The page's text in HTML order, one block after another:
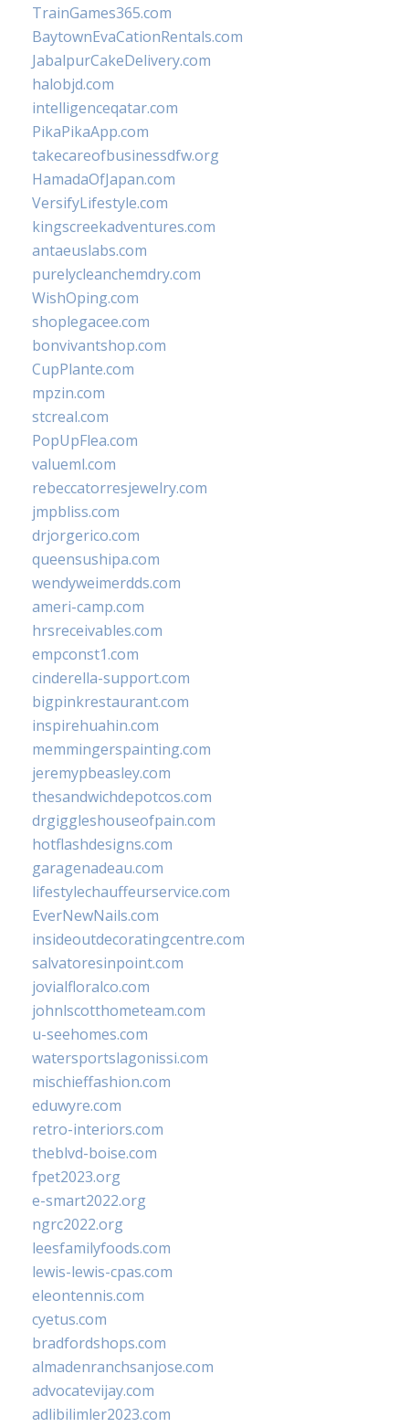
TrainGames365.com
BaytownEvaCationRentals.com
JabalpurCakeDelivery.com
halobjd.com
intelligenceqatar.com
PikaPikaApp.com
takecareofbusinessdfw.org
HamadaOfJapan.com
VersifyLifestyle.com
kingscreekadventures.com
antaeuslabs.com
purelycleanchemdry.com
WishOping.com
shoplegacee.com
bonvivantshop.com
CupPlante.com
mpzin.com
stcreal.com
PopUpFlea.com
valueml.com
rebeccatorresjewelry.com
jmpbliss.com
drjorgerico.com
queensushipa.com
wendyweimerdds.com
ameri-camp.com
hrsreceivables.com
empconst1.com
cinderella-support.com
bigpinkrestaurant.com
inspirehuahin.com
memmingerspainting.com
jeremypbeasley.com
thesandwichdepotcos.com
drgiggleshouseofpain.com
hotflashdesigns.com
garagenadeau.com
lifestylechauffeurservice.com
EverNewNails.com
insideoutdecoratingcentre.com
salvatoresinpoint.com
jovialfloralco.com
johnlscotthometeam.com
u-seehomes.com
watersportslagonissi.com
mischieffashion.com
eduwyre.com
retro-interiors.com
theblvd-boise.com
fpet2023.org
e-smart2022.org
ngrc2022.org
leesfamilyfoods.com
lewis-lewis-cpas.com
eleontennis.com
cyetus.com
bradfordshops.com
almadenranchsanjose.com
advocatevijay.com
adlibilimler2023.com